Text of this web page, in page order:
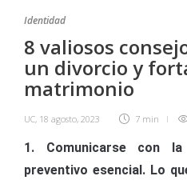
Identidad
8 valiosos
un divorcio y
matrimonio
UC, 18 agosto, 2023 7 min
1. Comunicarse con
preventivo esencial. Lo